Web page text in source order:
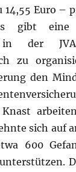
14,55 Euro –
gibt eine
in der
zu
den
sich auf
600